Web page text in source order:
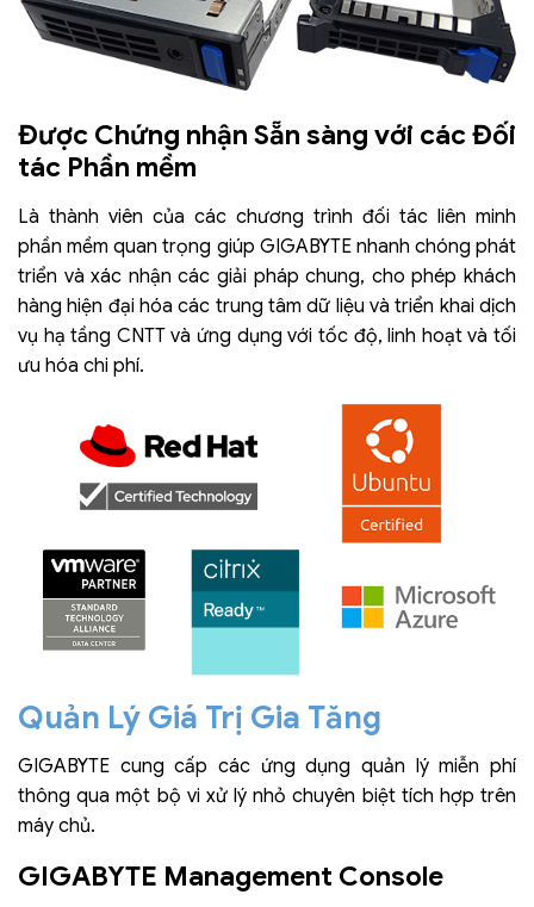
Được Chứng nhận Sẵn sàng với các Đối
tác Phần mềm
Là thành viên của các chương trình đối tác liên minh
phần mềm quan trọng giúp GIGABYTE nhanh chóng phát
triển và xác nhận các giải pháp chung, cho phép khách
hàng hiện đại hóa các trung tâm dữ liệu và triển khai dịch
vụ hạ tầng CNTT và ứng dụng với tốc độ, linh hoạt và tối
ưu hóa chi phí.
Quản Lý Giá Trị Gia Tăng
GIGABYTE cung cấp các ứng dụng quản lý miễn phí
thông qua một bộ vi xử lý nhỏ chuyên biệt tích hợp trên
máy chủ.
GIGABYTE Management Console